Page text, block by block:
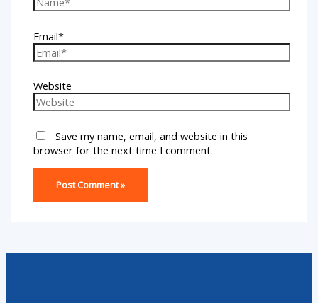
Email*
Website
Save my name, email, and website in this
browser for the next time I comment.